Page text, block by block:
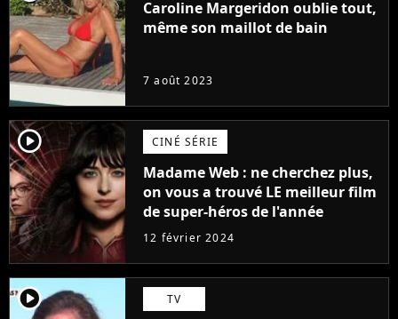
Caroline Margeridon oublie tout,
même son maillot de bain
7 août 2023
player2 CINÉ SÉRIE
Madame Web : ne cherchez plus,
on vous a trouvé LE meilleur film
de super-héros de l'année
12 février 2024
player2 TV